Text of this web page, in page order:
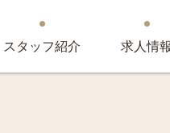
スタッフ紹介 求人情報